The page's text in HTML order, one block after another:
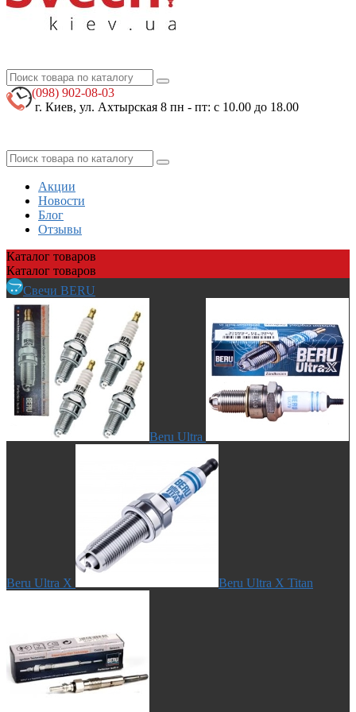
(098) 902-08-03
г. Киев, ул. Ахтырская 8 пн - пт: с 10.00 до 18.00
Акции
Новости
Блог
Отзывы
Каталог товаров
Каталог товаров
Свечи BERU
Beru Ultra
Beru Ultra X Beru Ultra X Titan